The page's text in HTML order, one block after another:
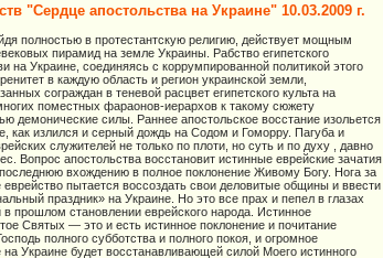
"Сердце апостольства на Украине" 10.03.2009 г.
полностью в протестантскую религию, действует мощным
пирамид на земле Украины. Рабство египетского
на Украине, соединяясь с коррумпированной политикой этого
в каждую область и регион украинской земли,
сограждан в теневой расцвет египетского культа на
поместных фараонов-иерархов к такому сюжету
демонические силы. Раннее апостольское восстание изольется
как излился и серный дождь на Содом и Гоморру. Пагуба и
служителей не только по плоти, но суть и по духу , давно
Вопрос апостольства восстановит истинные еврейские зачатия
вхождению в полное поклонение Живому Богу. Нога за
еврейство пытается воссоздать свои деловитые общины и ввести
праздник» на Украине. Но это все прах и пепел в глазах
прошлом становлении еврейского народа. Истинное
Святых — это и есть истинное поклонение и почитание
полного субботства и полного покоя, и огромное
на Украине будет восстанавливающей силой Моего истинного